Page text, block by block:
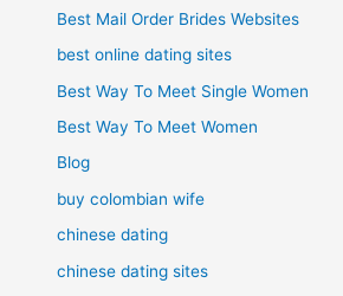
Best Mail Order Brides Websites
best online dating sites
Best Way To Meet Single Women
Best Way To Meet Women
Blog
buy colombian wife
chinese dating
chinese dating sites